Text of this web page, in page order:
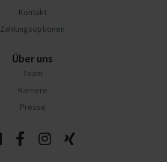
Kontakt
Zahlungsoptionen
Über uns
Team
Karriere
Presse